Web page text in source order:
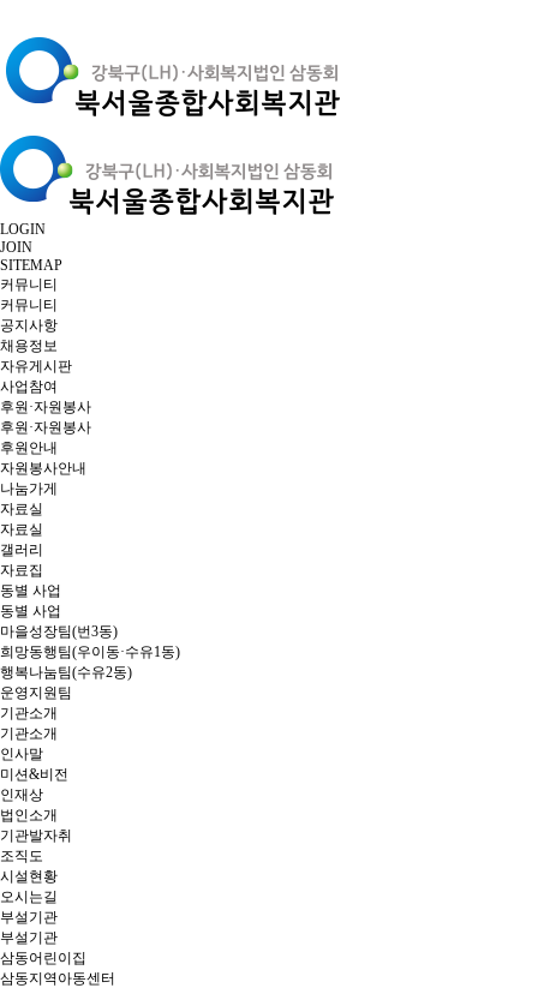
LOGIN
JOIN
SITEMAP
커뮤니티
커뮤니티
공지사항
채용정보
자유게시판
사업참여
후원·자원봉사
후원·자원봉사
후원안내
자원봉사안내
나눔가게
자료실
자료실
갤러리
자료집
동별 사업
동별 사업
마을성장팀(번3동)
희망동행팀(우이동·수유1동)
행복나눔팀(수유2동)
운영지원팀
기관소개
기관소개
인사말
미션&비전
인재상
법인소개
기관발자취
조직도
시설현황
오시는길
부설기관
부설기관
삼동어린이집
삼동지역아동센터